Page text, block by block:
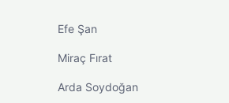
Efe Şan
Miraç Fırat
Arda Soydoğan